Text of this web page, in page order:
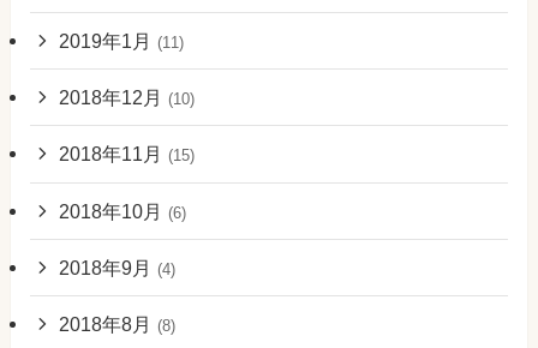
2019年1月 (11)
2018年12月 (10)
2018年11月 (15)
2018年10月 (6)
2018年9月 (4)
2018年8月 (8)